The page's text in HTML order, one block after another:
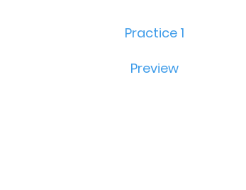
Practice 1
Preview